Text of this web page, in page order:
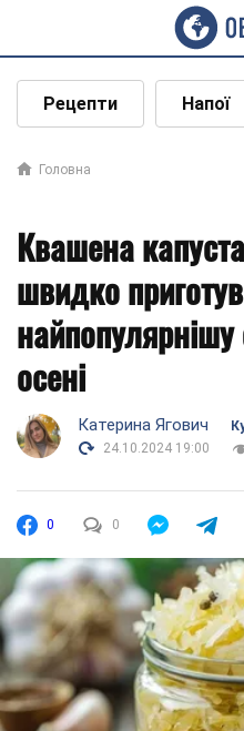
Рецепти Напої
Головна
Квашена
швидко
осені
Катерина Ягович
24.10.2024 19:00
0 0